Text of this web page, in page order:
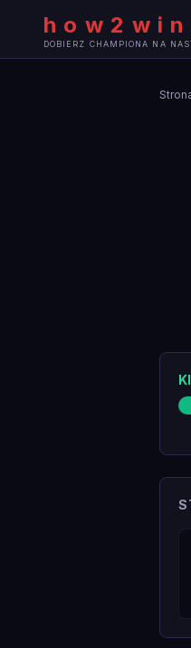
how2win
DOBIERZ CHAMPIONA NA